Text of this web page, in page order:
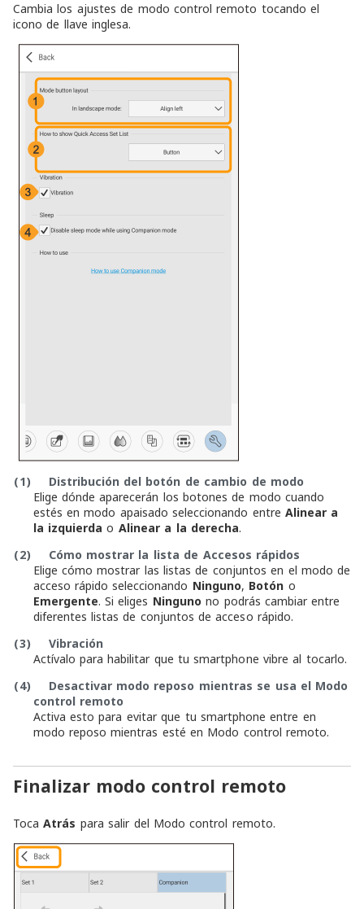
Cambia los ajustes de modo control remoto tocando el
icono de llave inglesa.
(1)
Distribución del botón de cambio de modo
Elige dónde aparecerán los botones de modo cuando
estés en modo apaisado seleccionando entre Alinear a
la izquierda o Alinear a la derecha.
(2)
Cómo mostrar la lista de Accesos rápidos
Elige cómo mostrar las listas de conjuntos en el modo de
acceso rápido seleccionando Ninguno, Botón o
Emergente. Si eliges Ninguno no podrás cambiar entre
diferentes listas de conjuntos de acceso rápido.
(3)
Vibración
Actívalo para habilitar que tu smartphone vibre al tocarlo.
(4)
Desactivar modo reposo mientras se usa el Modo
control remoto
Activa esto para evitar que tu smartphone entre en
modo reposo mientras esté en Modo control remoto.
Finalizar modo control remoto
TocaAtrás para salir del Modo control remoto.